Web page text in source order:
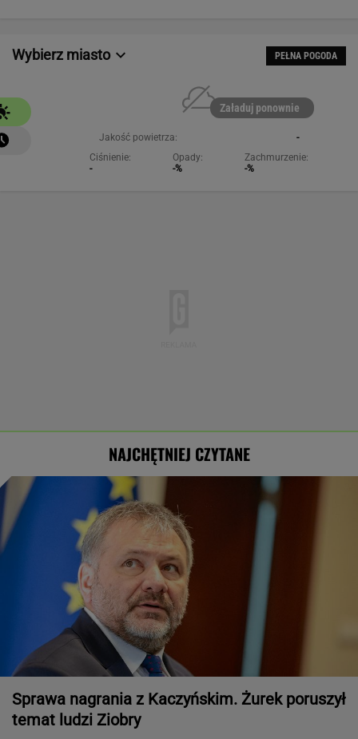
Wybierz miasto PEŁNA POGODA
Załaduj ponownie
Jakość powietrza:
-
Ciśnienie:
-
Opady:
-%
Zachmurzenie:
-%
NAJCHĘTNIEJ CZYTANE
Sprawa nagrania z Kaczyńskim. Żurek poruszył
temat ludzi Ziobry